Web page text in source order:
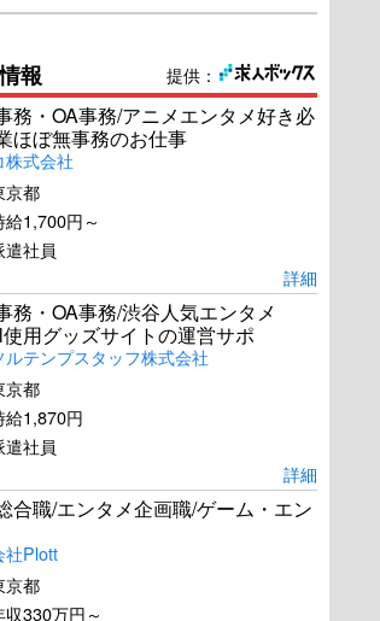
提供：
報
務・OA事務/アニメエンタメ好き必
ほぼ無事務のお仕事
株式会社
京都
給1,700円～
遣社員
詳細
務・OA事務/渋谷人気エンタメ
用グッズサイトの運営サポ
ルテンプスタッフ株式会社
京都
給1,870円
遣社員
詳細
合職/エンタメ企画職/ゲーム・エン
社Plott
京都
収330万円～